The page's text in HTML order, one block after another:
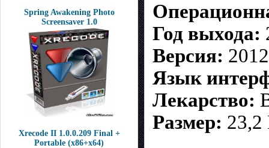
Spring Awakening Photo
Screensaver 1.0
Xrecode II 1.0.0.209 Final +
Portable (x86+x64)
Год выхода:
Версия:
Язык
Лекарство:
Размер: